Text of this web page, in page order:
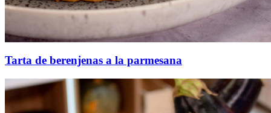
Tarta de berenjenas a la parmesana